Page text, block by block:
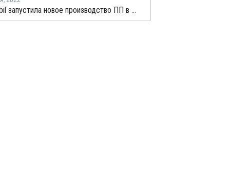
ExxonMobil запустила новое производство ПП в США